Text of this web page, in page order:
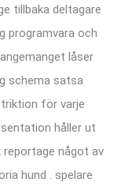
tillbaka deltagare
programvara och
låser
schema satsa
för varje
håller ut
något av
hund . spelare